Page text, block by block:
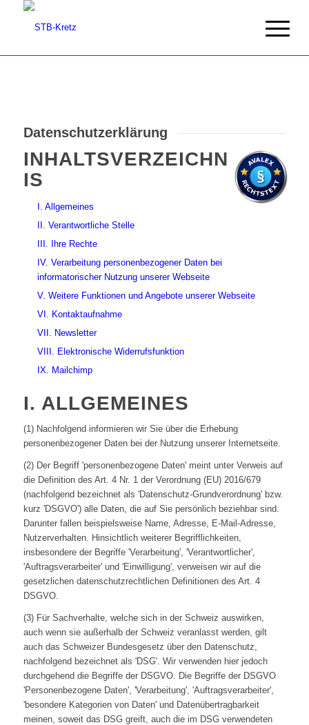
Datenschutz­erklärung
INHALTSVERZEICHN
IS
I. Allgemeines
II. Verantwortliche Stelle
III. Ihre Rechte
IV. Verarbeitung personenbezogener Daten bei
informatorischer Nutzung unserer Webseite
V. Weitere Funktionen und Angebote unserer Webseite
VI. Kontaktaufnahme
VII. Newsletter
VIII. Elektronische Widerrufsfunktion
IX. Mailchimp
I. ALLGEMEINES
(1) Nachfolgend informieren wir Sie über die Erhebung
personenbezogener Daten bei der Nutzung unserer Internetseite.
(2) Der Begriff 'personenbezogene Daten' meint unter Verweis auf
die Definition des Art. 4 Nr. 1 der Verordnung (EU) 2016/679
(nachfolgend bezeichnet als 'Datenschutz-Grundverordnung' bzw.
kurz 'DSGVO') alle Daten, die auf Sie persönlich beziehbar sind.
Darunter fallen beispielsweise Name, Adresse, E-Mail-Adresse,
Nutzerverhalten. Hinsichtlich weiterer Begrifflichkeiten,
insbesondere der Begriffe 'Verarbeitung', 'Verantwortlicher',
'Auftragsverarbeiter' und 'Einwilligung', verweisen wir auf die
gesetzlichen datenschutzrechtlichen Definitionen des Art. 4
DSGVO.
(3) Für Sachverhalte, welche sich in der Schweiz auswirken,
auch wenn sie außerhalb der Schweiz veranlasst werden, gilt
auch das Schweizer Bundesgesetz über den Datenschutz,
nachfolgend bezeichnet als 'DSG'. Wir verwenden hier jedoch
durchgehend die Begriffe der DSGVO. Die Begriffe der DSGVO
'Personenbezogene Daten', 'Verarbeitung', 'Auftragsverarbeiter',
'besondere Kategorien von Daten' und Datenübertragbarkeit
meinen, soweit das DSG greift, auch die im DSG verwendeten